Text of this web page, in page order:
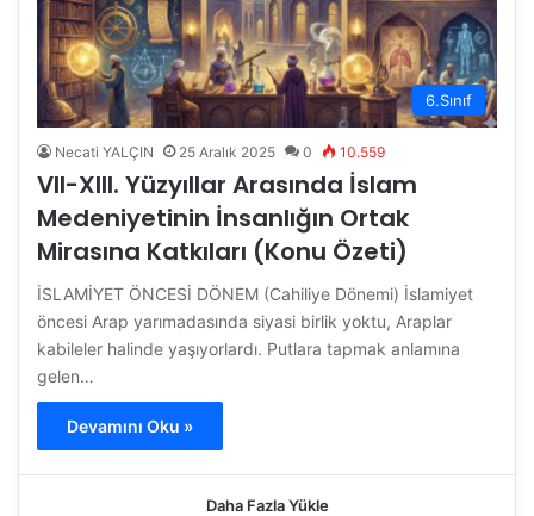
6.Sınıf
Necati YALÇIN 25 Aralık 2025 0 10.559
VII-XIII. Yüzyıllar Arasında İslam
Medeniyetinin İnsanlığın Ortak
Mirasına Katkıları (Konu Özeti)
İSLAMİYET ÖNCESİ DÖNEM (Cahiliye Dönemi) İslamiyet
öncesi Arap yarımadasında siyasi birlik yoktu, Araplar
kabileler halinde yaşıyorlardı. Putlara tapmak anlamına
gelen…
Devamını Oku »
Daha Fazla Yükle